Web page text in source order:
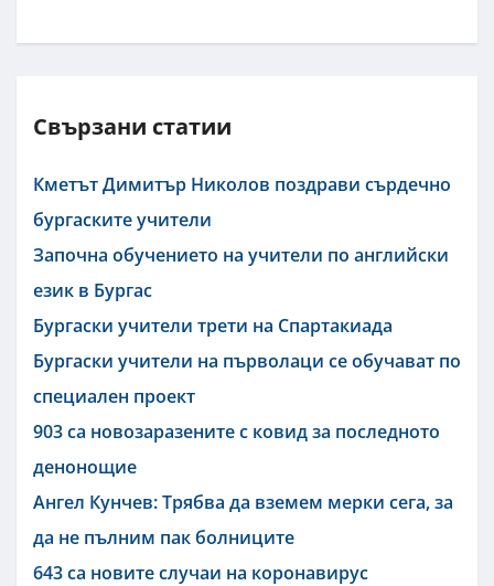
Свързани статии
Кметът Димитър Николов поздрави сърдечно
бургаските учители
Започна обучението на учители по английски
език в Бургас
Бургаски учители трети на Спартакиада
Бургаски учители на първолаци се обучават по
специален проект
903 са новозаразените с ковид за последното
денонощие
Ангел Кунчев: Трябва да вземем мерки сега, за
да не пълним пак болниците
643 са новите случаи на коронавирус